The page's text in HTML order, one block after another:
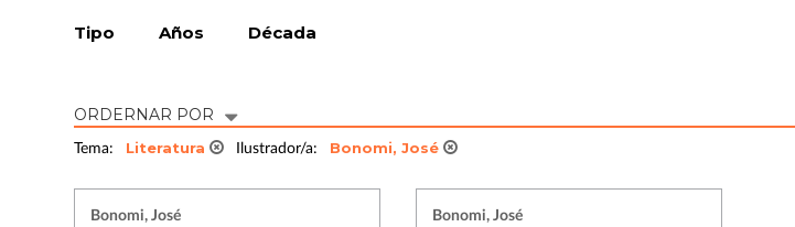
Tipo Años Década
ORDERNAR POR
Tema: Literatura Ilustrador/a: Bonomi, José
Bonomi, José Bonomi, José